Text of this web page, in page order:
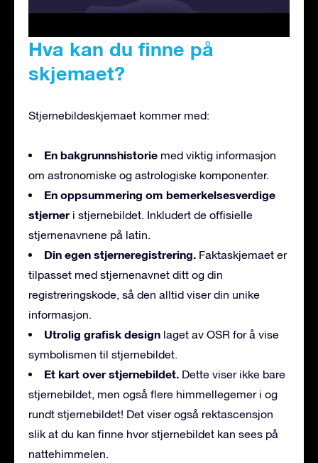
Hva kan du finne på
skjemaet?
Stjernebildeskjemaet kommer med:
En bakgrunnshistorie med viktig informasjon
om astronomiske og astrologiske komponenter.
En oppsummering om bemerkelsesverdige
stjerneri stjernebildet. Inkludert de offisielle
stjernenavnene på latin.
Din egen stjerneregistrering. Faktaskjemaet er
tilpasset med stjernenavnet ditt og din
registreringskode, så den alltid viser din unike
informasjon.
Utrolig grafisk design laget av OSR for å vise
symbolismen til stjernebildet.
Et kart over stjernebildet. Dette viser ikke bare
stjernebildet, men også flere himmellegemer i og
rundt stjernebildet! Det viser også rektascensjon
slik at du kan finne hvor stjernebildet kan sees på
nattehimmelen.